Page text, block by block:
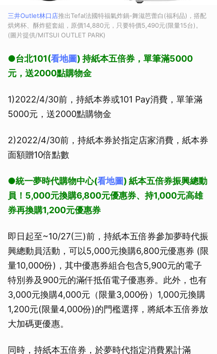
三井Outlet林口店推出Tefal法國特福氣炸鍋-舞滋芭蕾白(福利品)，搭配
烘烤杯、酥炸籃套組，原價14,880元，只要特價5,490元(限量15台)。
(圖片提供/MITSUI OUTLET PARK)
●台北101(看地圖) 持紙本五倍券，單筆滿5000
元，送2000點購物金
1)2022/4/30前，持紙本券或101 Pay消費，單筆滿
5000元，送2000點購物金
2)2022/4/30前，持紙本券於指定店家消費，紙本券
面額贈10倍點數
●統一夢時代購物中心(看地圖) 紙本五倍券振興總動
員！5,000元換購6,800元優惠券、持1,000元高雄
券再換購1,200元優惠券
即日起至~10/27(三)前，持紙本五倍券參加夢時代振
興總動員活動，可以5,000元換購6,800元優惠券 (限
量10,000份)，其中優惠券組合包含5,900元的電子
特別券及900元的滿仟抵佰電子優惠券。此外，也有
3,000元換購4,000元（限量3,000份）1,000元換購
1,200元(限量4,000份)的門檻選擇，將紙本五倍券放
大加碼更優惠。
同時，持紙本五倍券，於夢時代指定消費累計滿